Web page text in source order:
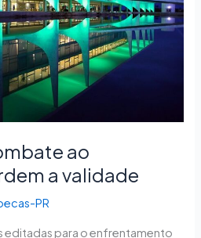
ao
a validade
PR
editadas para o enfrentamento